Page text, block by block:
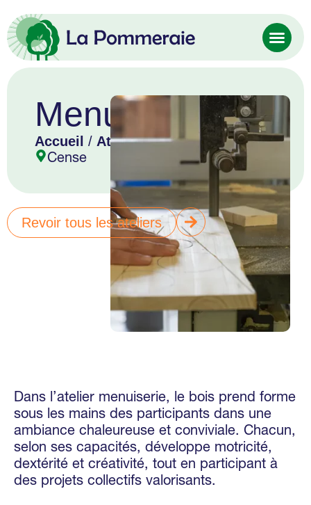
Menuiserie
Accueil / Atelier/ Menuiserie
Cense
Revoir tous les ateliers
Dans l’atelier menuiserie, le bois prend forme
sous les mains des participants dans une
ambiance chaleureuse et conviviale. Chacun,
selon ses capacités, développe motricité,
dextérité et créativité, tout en participant à
des projets collectifs valorisants.